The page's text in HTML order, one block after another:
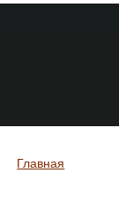
Вы здесь
Главная